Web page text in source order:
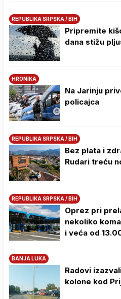
REPUBLIKA SRPSKA / BIH
Pripremite
dana stižu
HRONIKA
Na Јarinju
policajca
REPUBLIKA SRPSKA / BIH
Bez plata i
Rudari treću
REPUBLIKA SRPSKA / BIH
Oprez pri
nekoliko
i veća od
BANJA LUKA
Radovi
kolone kod